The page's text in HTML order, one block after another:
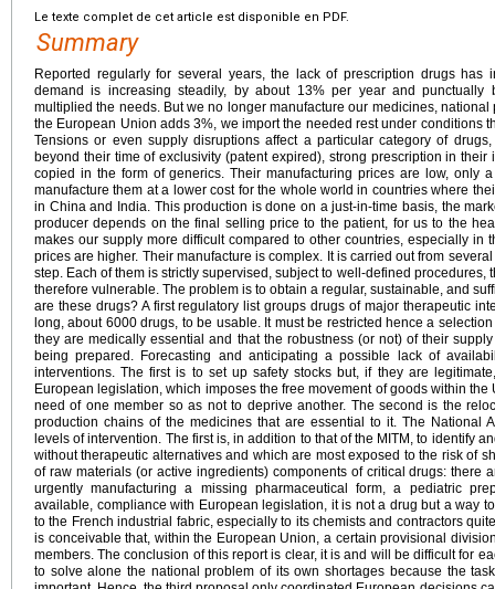
Le texte complet de cet article est disponible en PDF.
Summary
Reported regularly for several years, the lack of prescription drugs has
demand is increasing steadily, by about 13% per year and punctually
multiplied the needs. But we no longer manufacture our medicines,
the European Union adds 3%, we import the needed rest under conditions
Tensions or even supply disruptions affect a particular category of
beyond their time of exclusivity (patent expired), strong prescription in
copied in the form of generics. Their manufacturing prices are low, only
manufacture them at a lower cost for the whole world in countries where
in China and India. This production is done on a just-in-time basis, the
producer depends on the final selling price to the patient, for us to the
makes our supply more difficult compared to other countries, especially in
prices are higher. Their manufacture is complex. It is carried out from
step. Each of them is strictly supervised, subject to well-defined procedures,
therefore vulnerable. The problem is to obtain a regular, sustainable, and
are these drugs? A first regulatory list groups drugs of major therapeutic
long, about 6000 drugs, to be usable. It must be restricted hence a
they are medically essential and that the robustness (or not) of their
being prepared. Forecasting and anticipating a possible lack of
interventions. The first is to set up safety stocks but, if they are
European legislation, which imposes the free movement of goods within
need of one member so as not to deprive another. The second is the
production chains of the medicines that are essential to it. The National
levels of intervention. The first is, in addition to that of the MITM, to identify
without therapeutic alternatives and which are most exposed to the risk of
of raw materials (or active ingredients) components of critical drugs: there
urgently manufacturing a missing pharmaceutical form, a pediatric
available, compliance with European legislation, it is not a drug but a way
to the French industrial fabric, especially to its chemists and contractors
is conceivable that, within the European Union, a certain provisional
members. The conclusion of this report is clear, it is and will be difficult for
to solve alone the national problem of its own shortages because the